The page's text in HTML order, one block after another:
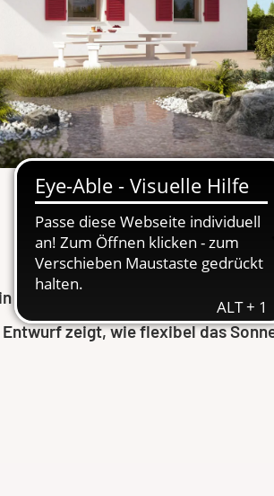
repräsentatives Eigenheim. Das
zeigt, wie flexibel das